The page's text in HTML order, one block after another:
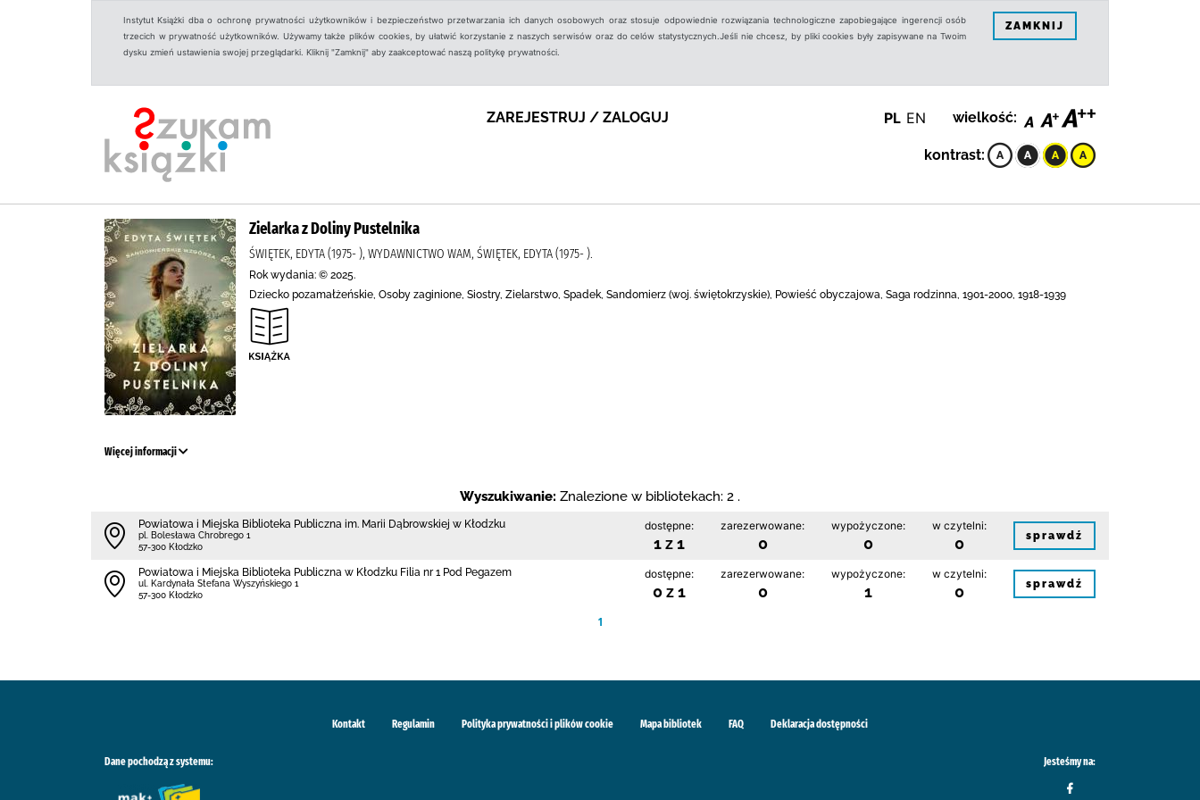
Instytut Książki dba o ochronę prywatności użytkowników i bezpieczeństwo przetwarzania ich danych osobowych oraz stosuje odpowiednie rozwiązania technologiczne zapobiegające ingerencji osób
trzecich w prywatność użytkowników. Używamy także plików cookies, by ułatwić korzystanie z naszych serwisów oraz do celów statystycznych.Jeśli nie chcesz, by pliki cookies były zapisywane na Twoim
dysku zmień ustawienia swojej przeglądarki. Kliknij "Zamknij" aby zaakceptować naszą politykę prywatności.
ZAMKNIJ
ZAREJESTRUJ / ZALOGUJ PL EN wielkość:
kontrast:
Zielarka z Doliny Pustelnika
ŚWIĘTEK, EDYTA (1975- ), WYDAWNICTWO WAM, ŚWIĘTEK, EDYTA (1975- ).
Rok wydania: © 2025.
Dziecko pozamałżeńskie, Osoby zaginione, Siostry, Zielarstwo, Spadek, Sandomierz (woj. świętokrzyskie), Powieść obyczajowa, Saga rodzinna, 1901-2000, 1918-1939
Więcej informacji
Wyszukiwanie: Znalezione w bibliotekach: 2 .
Powiatowa i Miejska Biblioteka Publiczna im. Marii Dąbrowskiej w Kłodzku
pl. Bolesława Chrobrego 1
57-300 Kłodzko
dostępne:
1 z 1
zarezerwowane:
0
wypożyczone:
0
w czytelni:
0 sprawdź
Powiatowa i Miejska Biblioteka Publiczna w Kłodzku Filia nr 1 Pod Pegazem
ul. Kardynała Stefana Wyszyńskiego 1
57-300 Kłodzko
dostępne:
0 z 1
zarezerwowane:
0
wypożyczone:
1
w czytelni:
0 sprawdź
1
Kontakt Regulamin Polityka prywatności i plików cookie Mapa bibliotek FAQ Deklaracja dostępności
Dane pochodzą z systemu: Jesteśmy na: